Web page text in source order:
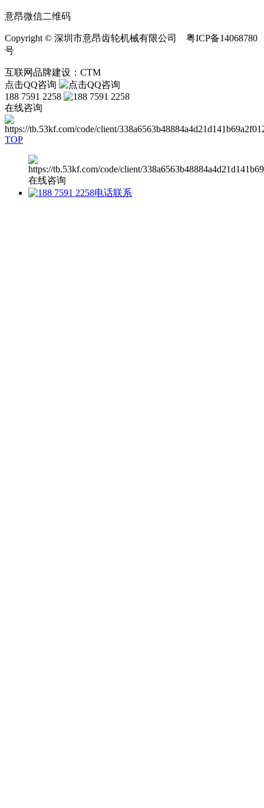
意昂微信二维码
Copyright © 深圳市意昂齿轮机械有限公司 粤ICP备14068780
号
互联网品牌建设：CTM
点击QQ咨询
188 7591 2258
在线咨询
TOP
在线咨询
电话联系